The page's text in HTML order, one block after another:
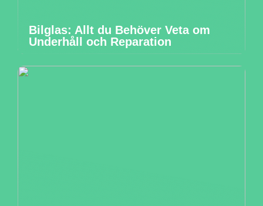
Bilglas: Allt du Behöver Veta om
Underhåll och Reparation